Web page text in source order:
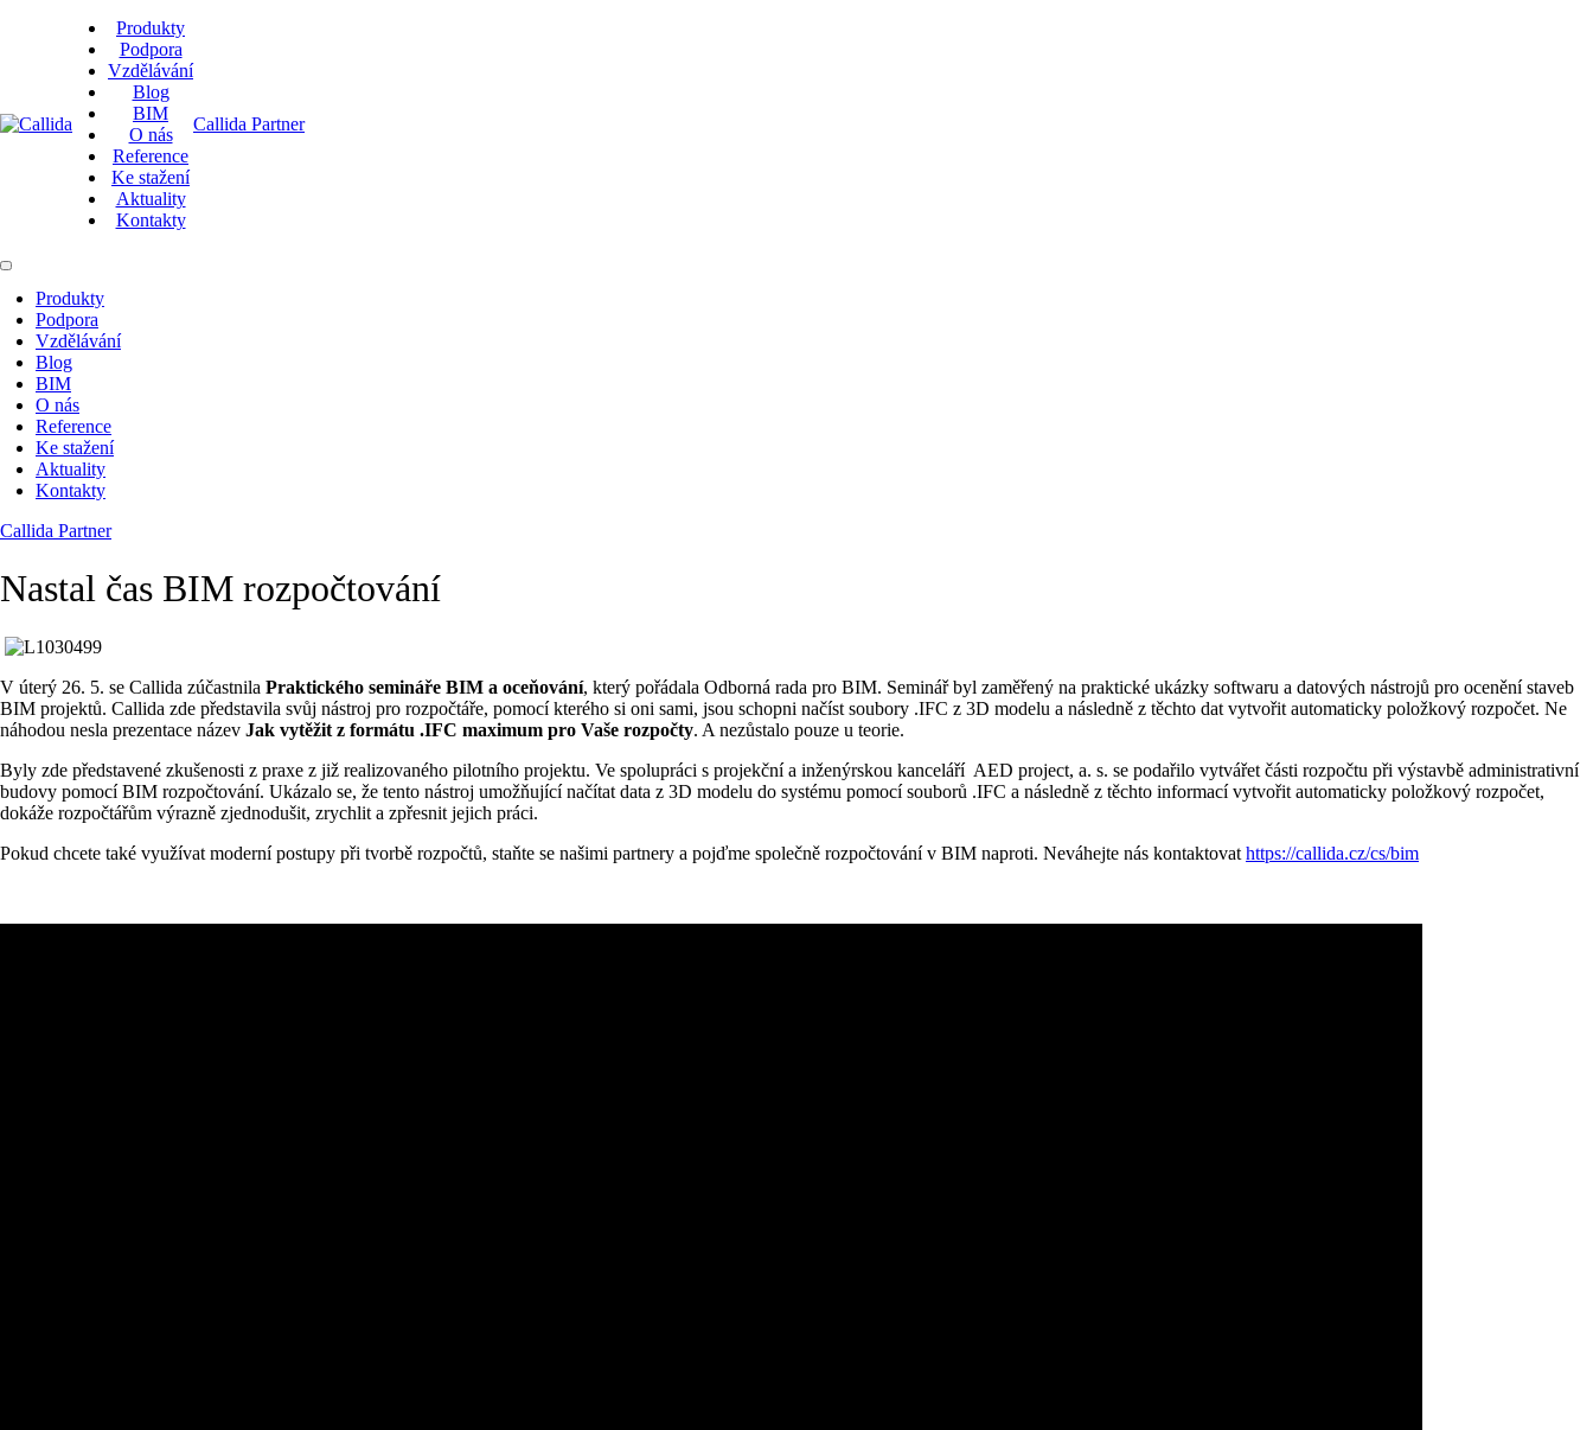
Produkty
Podpora
Vzdělávání
Blog
BIM
O nás
Reference
Ke stažení
Aktuality
Kontakty
Callida Partner
Produkty
Podpora
Vzdělávání
Blog
BIM
O nás
Reference
Ke stažení
Aktuality
Kontakty
Callida Partner
Nastal čas BIM rozpočtování
V úterý 26. 5. se Callida zúčastnila Praktického semináře BIM a oceňování, který pořádala Odborná rada pro BIM. Seminář byl zaměřený na praktické ukázky softwaru a datových nástrojů pro ocenění staveb
BIM projektů. Callida zde představila svůj nástroj pro rozpočtáře, pomocí kterého si oni sami, jsou schopni načíst soubory .IFC z 3D modelu a následně z těchto dat vytvořit automaticky položkový rozpočet. Ne
náhodou nesla prezentace název Jak vytěžit z formátu .IFC maximum pro Vaše rozpočty. A nezůstalo pouze u teorie.
Byly zde představené zkušenosti z praxe z již realizovaného pilotního projektu. Ve spolupráci s projekční a inženýrskou kanceláří AED project, a. s. se podařilo vytvářet části rozpočtu při výstavbě administrativní
budovy pomocí BIM rozpočtování. Ukázalo se, že tento nástroj umožňující načítat data z 3D modelu do systému pomocí souborů .IFC a následně z těchto informací vytvořit automaticky položkový rozpočet,
dokáže rozpočtářům výrazně zjednodušit, zrychlit a zpřesnit jejich práci.
Pokud chcete také využívat moderní postupy při tvorbě rozpočtů, staňte se našimi partnery a pojďme společně rozpočtování v BIM naproti. Neváhejte nás kontaktovat https://callida.cz/cs/bim